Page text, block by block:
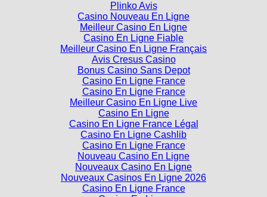
Meilleur Casino En Ligne
Casino En Ligne Fiable
Meilleur Casino En Ligne Français
Avis Cresus Casino
Bonus Casino Sans Depot
Casino En Ligne France
Casino En Ligne France
Meilleur Casino En Ligne Live
Casino En Ligne
Casino En Ligne France Légal
Casino En Ligne Cashlib
Casino En Ligne France
Nouveau Casino En Ligne
Nouveaux Casino En Ligne
Nouveaux Casinos En Ligne 2026
Casino En Ligne France
Casino En Ligne
Casino En Ligne Sans Wager